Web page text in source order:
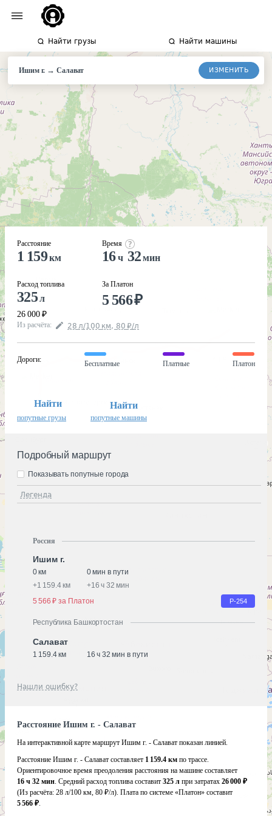
Найти грузы Найти машины
Ишим г. →Салават ИЗМЕНИТЬ
Расстояние
1 159км
Расход топлива
325л
26 000 ₽
Время
16ч 32 мин
За Платон
5 566₽
Из расчёта: 28 л/100 км, 80 ₽/л
Дороги:
Бесплатные Платные Платон
Найти
попутные грузы
Найти
попутные машины
Подробный маршрут
Легенда
Показывать попутные города
Россия
Ишим г.
0 км
0 мин в пути
+1 159.4 км +16 ч 32 мин
5 566 ₽ за Платон
Р-254
Республика Башкортостан
Салават
1 159.4 км 16 ч 32 мин в пути
Нашли ошибку?
Расстояние Ишим г. - Салават
На интерактивной карте маршрут Ишим г. - Салават показан линией.
Расстояние Ишим г. - Салават составляет 1 159.4 км по трассе.
Ориентировочное время преодоления расстояния на машине составляет
16 ч 32 мин. Средний расход топлива составит 325 л при затратах 26 000 ₽
(Из расчёта: 28 л/100 км, 80 ₽/л). Плата по системе «Платон» составит
5 566 ₽.